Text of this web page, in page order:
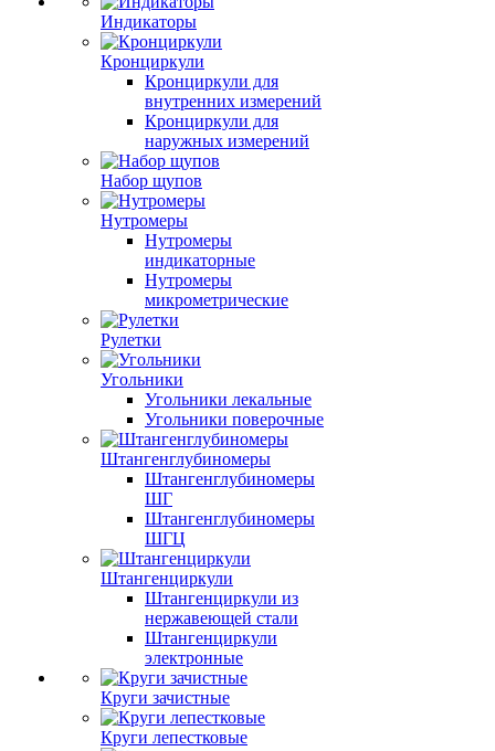
Индикаторы
Кронциркули
Кронциркули для
внутренних измерений
Кронциркули для
наружных измерений
Набор щупов
Нутромеры
Нутромеры
индикаторные
Нутромеры
микрометрические
Рулетки
Угольники
Угольники лекальные
Угольники поверочные
Штангенглубиномеры
Штангенглубиномеры
ШГ
Штангенглубиномеры
ШГЦ
Штангенциркули
Штангенциркули из
нержавеющей стали
Штангенциркули
электронные
Круги зачистные
Круги лепестковые